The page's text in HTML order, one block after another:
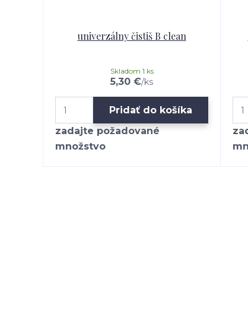
univerzálny čistiš B clean
5,30 €/ks
Skladom 1 ks
Pridať do košíka